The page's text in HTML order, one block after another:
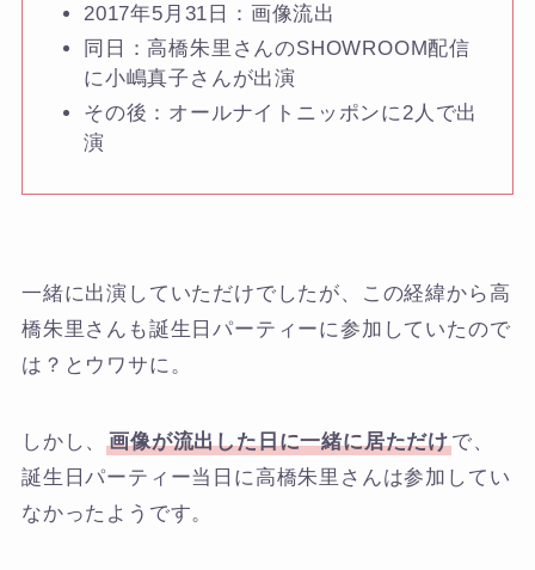
2017年5月31日：画像流出
同日：高橋朱里さんのSHOWROOM配信
に小嶋真子さんが出演
その後：オールナイトニッポンに2人で出
演
一緒に出演していただけでしたが、この経緯から高
橋朱里さんも誕生日パーティーに参加していたので
は？とウワサに。
しかし、画像が流出した日に一緒に居ただけで、
誕生日パーティー当日に高橋朱里さんは参加してい
なかったようです。